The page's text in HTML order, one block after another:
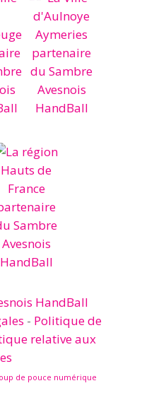
HandBall
- Politique de
relative aux
de pouce numérique